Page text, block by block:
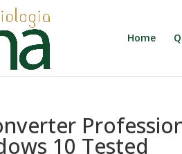
Home
10 Tested